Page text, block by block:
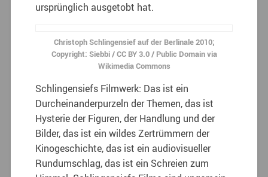
ursprünglich ausgetobt hat.
Christoph Schlingensief auf der Berlinale 2010;
Copyright: Siebbi / CC BY 3.0 / Public Domain via
Wikimedia Commons
Schlingensiefs Filmwerk: Das ist ein
Durcheinanderpurzeln der Themen, das ist
Hysterie der Figuren, der Handlung und der
Bilder, das ist ein wildes Zertrümmern der
Kinogeschichte, das ist ein audiovisueller
Rundumschlag, das ist ein Schreien zum